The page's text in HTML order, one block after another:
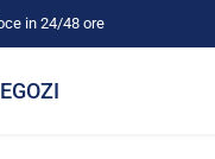
in 24/48 ore